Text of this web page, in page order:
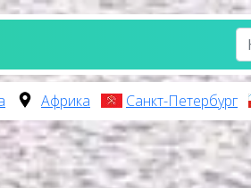
Африка Санкт-Петербург